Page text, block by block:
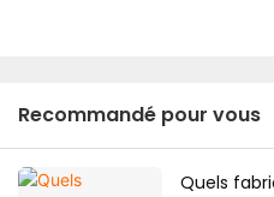
Recommandé pour vous
Quels